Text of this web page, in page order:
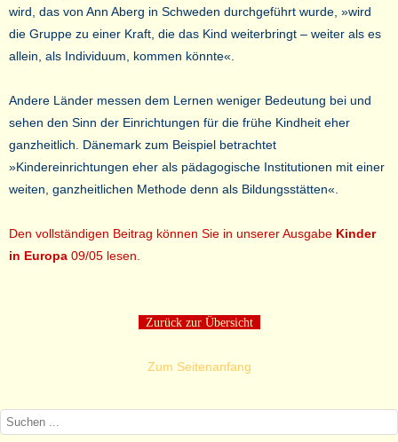
wird, das von Ann Aberg in Schweden durchgeführt wurde, »wird
die Gruppe zu einer Kraft, die das Kind weiterbringt – weiter als es
allein, als Individuum, kommen könnte«.
Andere Länder messen dem Lernen weniger Bedeutung bei und
sehen den Sinn der Einrichtungen für die frühe Kindheit eher
ganzheitlich. Dänemark zum Beispiel betrachtet
»Kindereinrichtungen eher als pädagogische Institutionen mit einer
weiten, ganzheitlichen Methode denn als Bildungsstätten«.
Den vollständigen Beitrag können Sie in unserer Ausgabe Kinder
in Europa 09/05 lesen.
Zurück zur Übersicht
Zum Seitenanfang